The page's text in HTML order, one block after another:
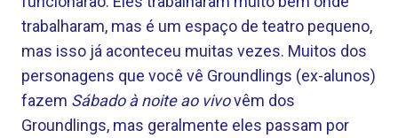
trabalharam, mas é um espaço de teatro pequeno,
mas isso já aconteceu muitas vezes. Muitos dos
personagens que você vê Groundlings (ex-alunos)
fazem Sábado à noite ao vivovêm dos
Groundlings, mas geralmente eles passam por